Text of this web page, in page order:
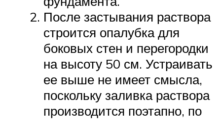
После застывания раствора
строится опалубка для
боковых стен и перегородки
на высоту 50 см. Устраивать
ее выше не имеет смысла,
поскольку заливка раствора
производится поэтапно, по